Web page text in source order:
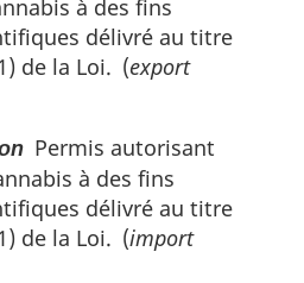
à des fins
délivré au titre
de la Loi. (export
Permis autorisant
à des fins
délivré au titre
de la Loi. (import